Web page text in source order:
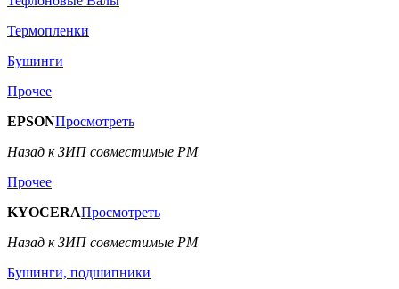
Термопленки
Бушинги
Прочее
EPSONПросмотреть
Назад к ЗИП совместимые РМ
Прочее
KYOCERAПросмотреть
Назад к ЗИП совместимые РМ
Бушинги, подшипники